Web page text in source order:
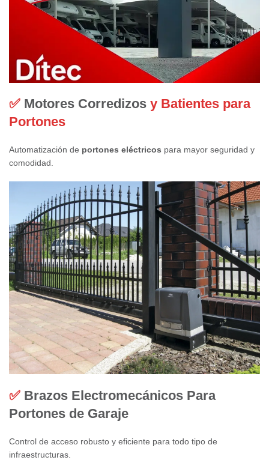
✅ Motores Corredizos y Batientes para
Portones
Automatización de portones eléctricos para mayor seguridad y
comodidad.
✅ Brazos Electromecánicos Para
Portones de Garaje
Control de acceso robusto y eficiente para todo tipo de
infraestructuras.